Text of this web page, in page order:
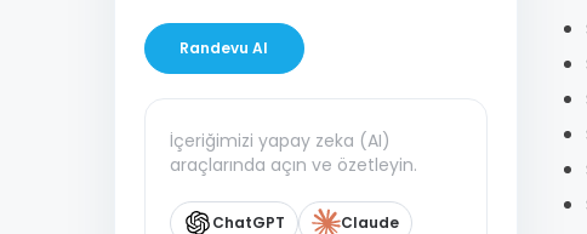
Randevu Al
İçeriğimizi yapay zeka (AI)
araçlarında açın ve özetleyin.
ChatGPT Claude